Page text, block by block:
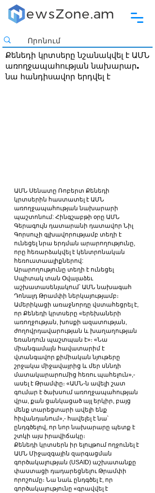
Քենեդի կրտսերը նշանակվել է ԱՄՆ
առողջապահության նախարար.
նա հանդիսավոր երդվել է
ԱՄՆ Սենատը Ռոբերտ Քենեդի
կրտսերին հաստատել է ԱՄՆ
առողջապահության նախարարի
պաշտոնում: Հինգշաբթի օրը ԱՄՆ
Գերագույն դատարանի դատավոր Նիլ
Գորսուչի գլխավորությամբ տեղի է
ունեցել նրա երդման արարողությունը,
որը հեռարձակվել է կենտրոնական
հեռուստաալիքներով:
Արարողությունը տեղի է ունեցել
Սպիտակ տան Օվալաձեւ
աշխատասենյակում՝ ԱՄՆ նախագահ
Դոնալդ Թրամփի ներկայությամբ։
Ամերիկացի առաջնորդը վստահեցրել է,
որ Քենեդի կրտսերը «երեխաների
առողջության, խոսքի ազատության,
ժողովրդավարության և խաղաղության
եռանդուն պաշտպան է»։ «Նա
միանգամայն հավատարիմ է
վտանգավոր քիմիական նյութերը
շրջակա միջավայրից և մեր սննդի
մատակարարումից հեռու պահելուն»,-
ասել է Թրամփը։ «ԱՄՆ-ն ավելի շատ
գումար է ծախսում առողջապահության
վրա, քան ցանկացած այլ երկիր, բայց
մենք տարեցտարի ավելի ենք
հիվանդանում»,- հավելել է նա՝
ընդգծելով, որ նոր նախարարը պետք է
շտկի այս իրավիճակը։
Քենեդի կրտսերն իր ելույթում ողջունել է
ԱՄՆ Միջազգային զարգացման
գործակալության (USAID) աշխատանքը
փաստացի դադարեցնելու Թրամփի
որոշումը։ Նա նաև ընդգծել է, որ
գործակալությունը «գրավվել է